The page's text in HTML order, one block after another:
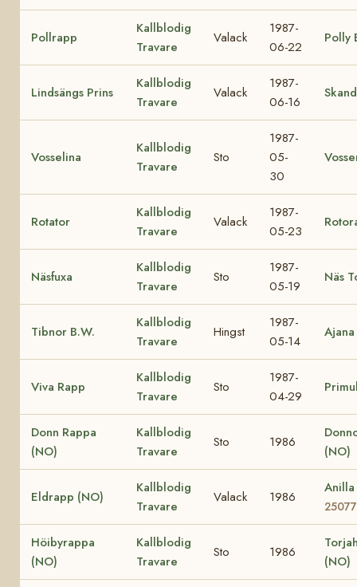
Pollrapp
Kallblodig
Travare
Valack
1987-
06-22
Polly
Lindsängs Prins
Kallblodig
Travare
Valack
1987-
06-16
Vosselina
Kallblodig
Travare
Sto
1987-
05-
30
Rotator
Kallblodig
Travare
Valack
1987-
05-23
Näsfuxa
Kallblodig
Travare
Sto
1987-
05-19
Näs
Tibnor B.W.
Kallblodig
Travare
Hingst
1987-
05-14
Ajana
Viva Rapp
Kallblodig
Travare
Sto
1987-
04-29
Donn Rappa
(NO)
Kallblodig
Travare
Sto 1986
(NO)
Eldrapp (NO)
Kallblodig
Travare
Valack 1986
25077
Höibyrappa
(NO)
Kallblodig
Travare
Sto 1986
(NO)